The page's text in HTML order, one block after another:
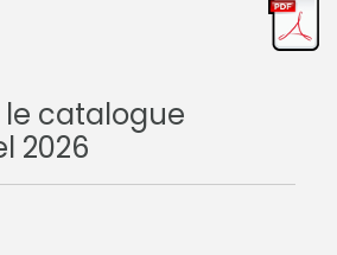
le catalogue
2026